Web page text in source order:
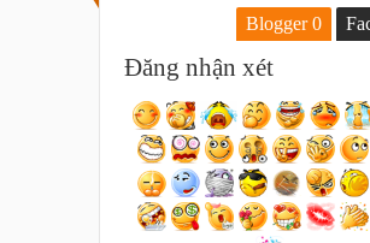
Blogger0
Đăng nhận xét